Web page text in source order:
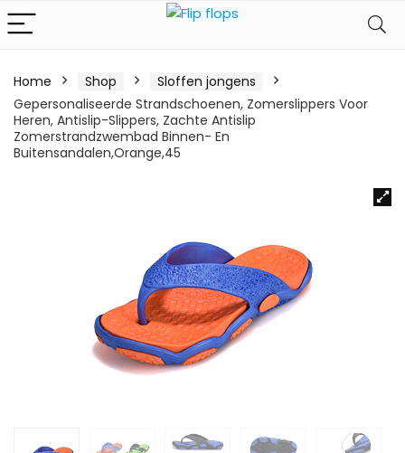
Home Shop
Sloffen jongens
Gepersonaliseerde Strandschoenen, Zomerslippers Voor
Heren, Antislip-Slippers, Zachte Antislip
Zomerstrandzwembad Binnen- En
Buitensandalen,Orange,45